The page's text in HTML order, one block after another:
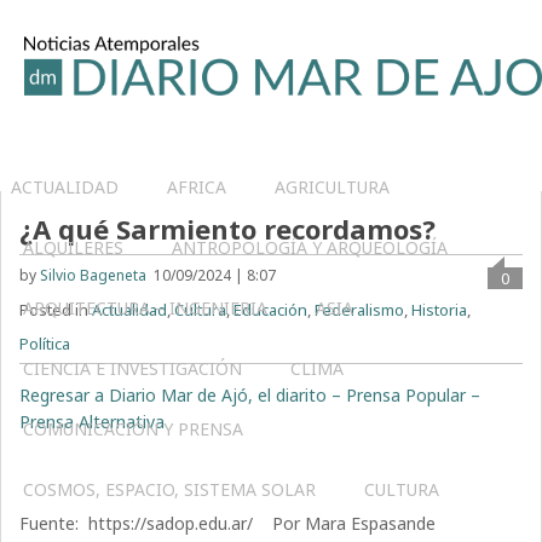
ACTUALIDAD AFRICA AGRICULTURA
ALQUILERES ANTROPOLOGÍA Y ARQUEOLOGÍA
ARQUITECTURA – INGENIERIA ASIA
CIENCIA E INVESTIGACIÓN CLIMA
COMUNICACIÓN Y PRENSA
COSMOS, ESPACIO, SISTEMA SOLAR CULTURA
¿A qué Sarmiento recordamos?
by Silvio Bageneta 10/09/2024 | 8:07
0
Posted inActualidad,Cultura,Educación,Federalismo,Historia,
Política
Regresar a Diario Mar de Ajó, el diarito – Prensa Popular –
Prensa Alternativa
Fuente: https://sadop.edu.ar/ Por Mara Espasande